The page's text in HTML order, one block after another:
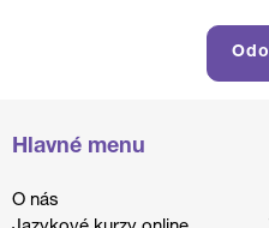
Hlavné menu
O nás